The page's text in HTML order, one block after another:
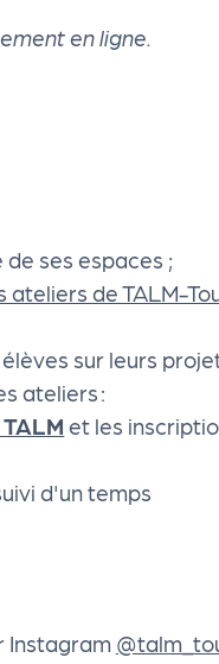
en ligne.
de ses espaces ;
ateliers de TALM-
sur leurs
ateliers :
et les
d'un temps
Instagram